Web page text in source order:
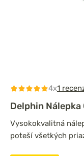
4x1
Delphin
Vysokokvalitná
poteší všetkých